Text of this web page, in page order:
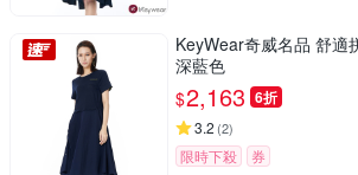
KeyWear奇威名品 舒適
深藍色
$2,163 6折
3.2 (2)
限時下殺 券